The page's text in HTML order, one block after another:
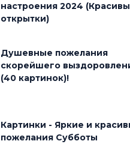
настроения 2024
открытки)
Душевные пожелания
скорейшего
(40 картинок)!
Картинки - Яркие и красивые
пожелания Субботы